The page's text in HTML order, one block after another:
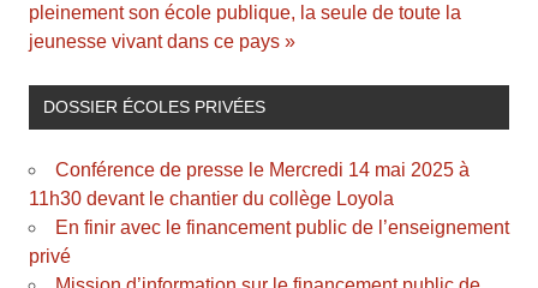
pleinement son école publique, la seule de toute la
jeunesse vivant dans ce pays »
DOSSIER ÉCOLES PRIVÉES
Conférence de presse le Mercredi 14 mai 2025 à
11h30 devant le chantier du collège Loyola
En finir avec le financement public de l’enseignement
privé